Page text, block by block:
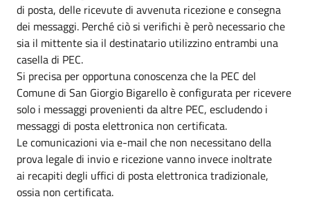
di posta, delle ricevute di avvenuta ricezione e consegna
dei messaggi. Perché ciò si verifichi è però necessario che
sia il mittente sia il destinatario utilizzino entrambi una
casella di PEC.
Si precisa per opportuna conoscenza che la PEC del
Comune di San Giorgio Bigarello è configurata per ricevere
solo i messaggi provenienti da altre PEC, escludendo i
messaggi di posta elettronica non certificata.
Le comunicazioni via e-mail che non necessitano della
prova legale di invio e ricezione vanno invece inoltrate
ai recapiti degli uffici di posta elettronica tradizionale,
ossia non certificata.